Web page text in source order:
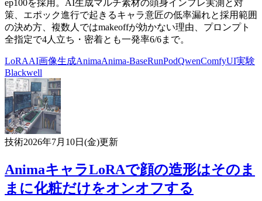
ep100を採用。AI生成マルチ素材の頭身インフレ実測と対
策、エポック進行で起きるキャラ意匠の低率漏れと採用範囲
の決め方、複数人ではmakeoffが効かない理由、プロンプト
全指定で4人立ち・密着とも一発率6/6まで。
LoRAAI画像生成AnimaAnima-BaseRunPodQwenComfyUI実験
Blackwell
技術2026年7月10日(金)更新
AnimaキャラLoRAで顔の造形はそのま
まに化粧だけをオンオフする